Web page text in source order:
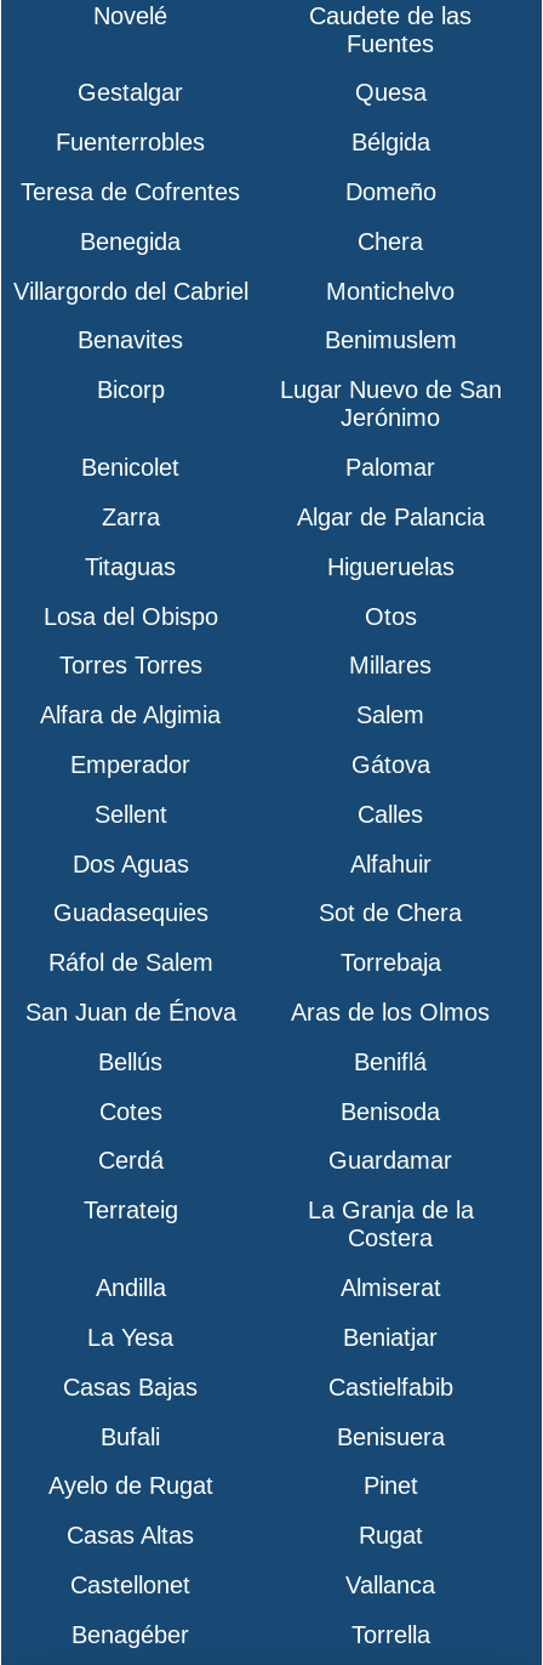
Novelé
Caudete de las
Fuentes
Gestalgar
Quesa
Fuenterrobles
Bélgida
Teresa de Cofrentes
Domeño
Benegida
Chera
Villargordo del Cabriel
Montichelvo
Benavites
Benimuslem
Bicorp
Lugar Nuevo de San
Jerónimo
Benicolet
Palomar
Zarra
Algar de Palancia
Titaguas
Higueruelas
Losa del Obispo
Otos
Torres Torres
Millares
Alfara de Algimia
Salem
Emperador
Gátova
Sellent
Calles
Dos Aguas
Alfahuir
Guadasequies
Sot de Chera
Ráfol de Salem
Torrebaja
San Juan de Énova
Aras de los Olmos
Bellús
Beniflá
Cotes
Benisoda
Cerdá
Guardamar
Terrateig
La Granja de la
Costera
Andilla
Almiserat
La Yesa
Beniatjar
Casas Bajas
Castielfabib
Bufali
Benisuera
Ayelo de Rugat
Pinet
Casas Altas
Rugat
Castellonet
Vallanca
Benagéber
Torrella